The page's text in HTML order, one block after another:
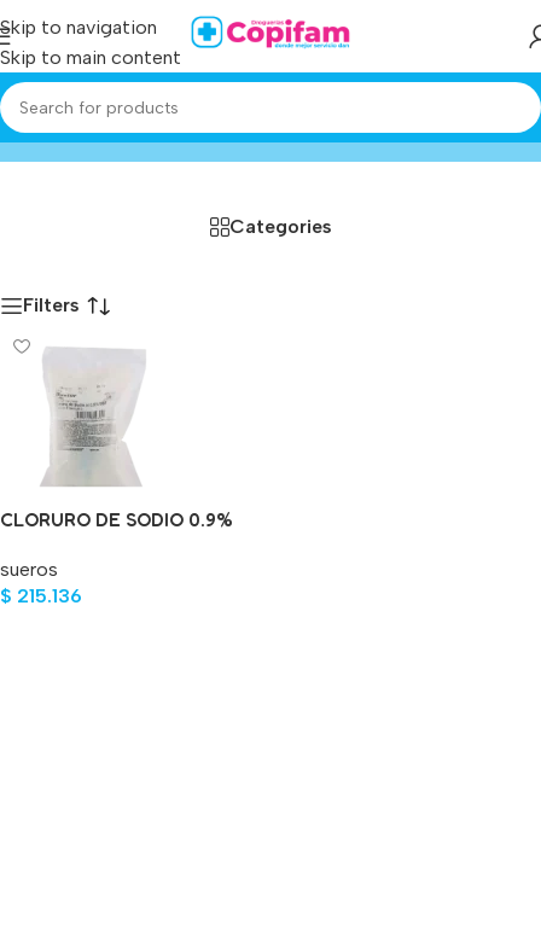
Skip to navigation
Skip to main content
arbHome/Producto
Categories
Filters
CLORURO DE SODIO 0.9%
sueros
$ 215.136